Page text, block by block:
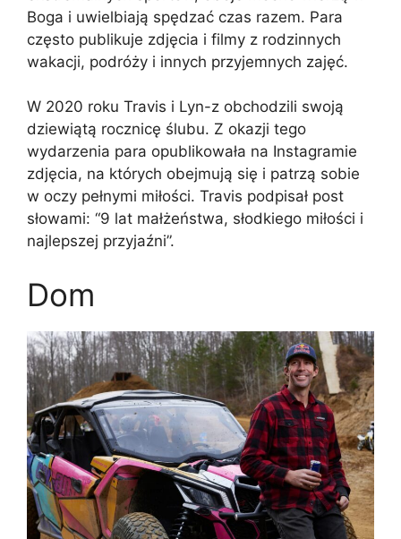
Boga i uwielbiają spędzać czas razem. Para
często publikuje zdjęcia i filmy z rodzinnych
wakacji, podróży i innych przyjemnych zajęć.
W 2020 roku Travis i Lyn-z obchodzili swoją
dziewiątą rocznicę ślubu. Z okazji tego
wydarzenia para opublikowała na Instagramie
zdjęcia, na których obejmują się i patrzą sobie
w oczy pełnymi miłości. Travis podpisał post
słowami: “9 lat małżeństwa, słodkiego miłości i
najlepszej przyjaźni”.
Dom